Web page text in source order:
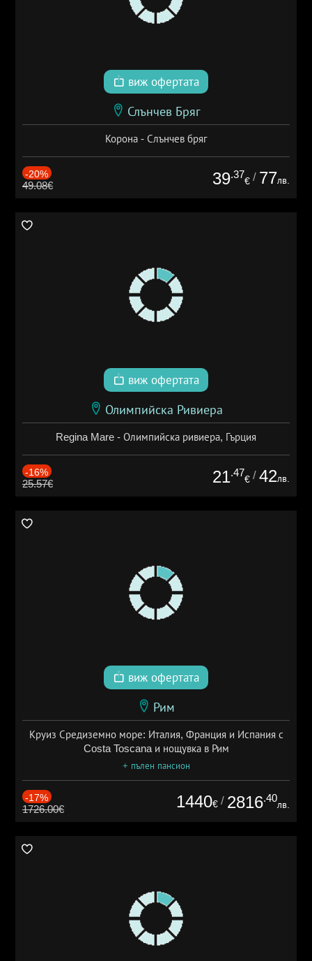
виж офертата
Слънчев Бряг
Корона - Слънчев бряг
-20%
49.08€ 39.37
€ / 77лв.
виж офертата
Олимпийска Ривиера
Regina Mare - Олимпийска ривиера, Гърция
-16%
25.57€ 21.47
€ / 42лв.
виж офертата
Рим
Круиз Средиземно море: Италия, Франция и Испания с
Costa Toscana и нощувка в Рим
+ пълен пансион
-17%
1726.00€ 1440€ / 2816.40
лв.